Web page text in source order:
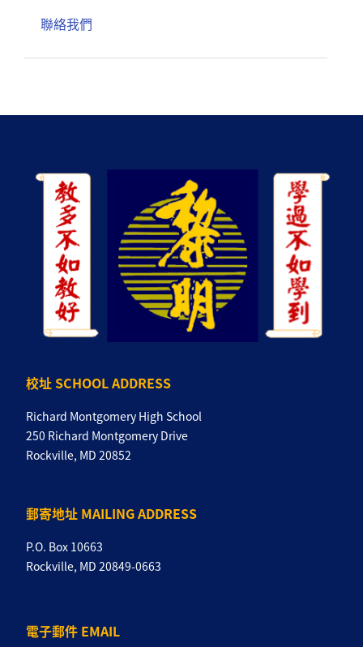
聯絡我們
校址 SCHOOL ADDRESS
Richard Montgomery High School
250 Richard Montgomery Drive
Rockville, MD 20852
郵寄地址 MAILING ADDRESS
P.O. Box 10663
Rockville, MD 20849-0663
電子郵件 EMAIL